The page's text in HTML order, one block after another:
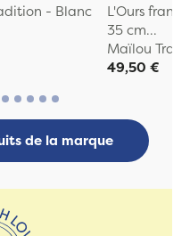
- Blanc
L'Ours
35 cm...
Maïlou
49,50 €
de la marque